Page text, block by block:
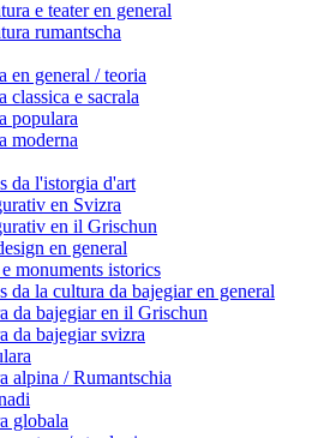
e teater en general
rumantscha
en general / teoria
classica e sacrala
populara
moderna
da l'istorgia d'art
en Svizra
en il Grischun
en general
monuments istorics
da la cultura da bajegiar en general
da bajegiar en il Grischun
da bajegiar svizra
alpina / Rumantschia
globala